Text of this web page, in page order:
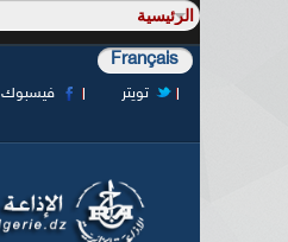
Français
فيسبوك
تويتر